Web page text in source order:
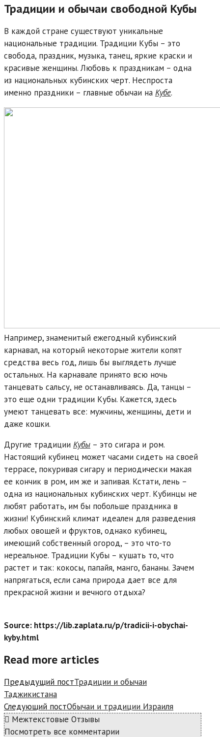
Традиции и обычаи свободной Кубы
В каждой стране существуют уникальные
национальные традиции. Традиции Кубы – это
свобода, праздник, музыка, танец, яркие краски и
красивые женщины. Любовь к праздникам – одна
из национальных кубинских черт. Неспроста
именно праздники – главные обычаи на Кубе.
Например, знаменитый ежегодный кубинский
карнавал, на который некоторые жители копят
средства весь год, лишь бы выглядеть лучше
остальных. На карнавале принято всю ночь
танцевать сальсу, не останавливаясь. Да, танцы –
это еще одни традиции Кубы. Кажется, здесь
умеют танцевать все: мужчины, женщины, дети и
даже кошки.
Другие традиции Кубы – это сигара и ром.
Настоящий кубинец может часами сидеть на своей
террасе, покуривая сигару и периодически макая
ее кончик в ром, им же и запивая. Кстати, лень –
одна из национальных кубинских черт. Кубинцы не
любят работать, им бы побольше праздника в
жизни! Кубинский климат идеален для разведения
любых овощей и фруктов, однако кубинец,
имеющий собственный огород, – это что-то
нереальное. Традиции Кубы – кушать то, что
растет и так: кокосы, папайя, манго, бананы. Зачем
напрягаться, если сама природа дает все для
прекрасной жизни и вечного отдыха?
Source: https://lib.zaplata.ru/p/tradicii-i-obychai-
kyby.html
Read more articles
Предыдущий постТрадиции и обычаи
Таджикистана
Следующий постОбычаи и традиции Израиля
Межтекстовые Отзывы
Посмотреть все комментарии